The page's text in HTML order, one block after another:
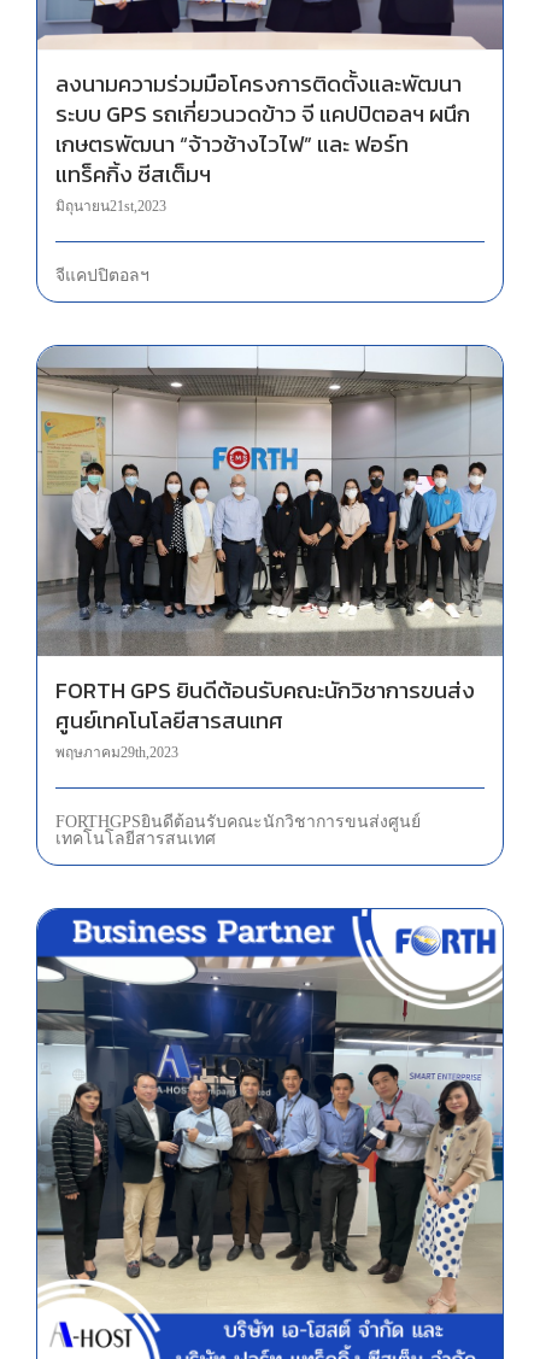
ลงนามความร่วมมือโครงการติดตั้งและพัฒนา
ระบบ GPS รถเกี่ยวนวดข้าว จี แคปปิตอลฯ ผนึก
เกษตรพัฒนา “จ้าวช้างไวไฟ” และ ฟอร์ท
แทร็คกิ้ง ซีสเต็มฯ
มิถุนายน 21st, 2023
จี แคปปิตอลฯ
FORTH GPS ยินดีต้อนรับคณะนักวิชาการขนส่ง
ศูนย์เทคโนโลยีสารสนเทศ
พฤษภาคม 29th, 2023
FORTH GPS ยินดีต้อนรับคณะนักวิชาการขนส่ง ศูนย์
เทคโนโลยีสารสนเทศ